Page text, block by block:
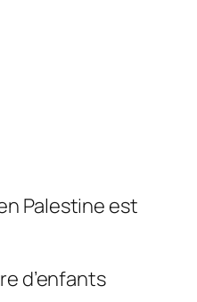
Palestine est
d’enfants